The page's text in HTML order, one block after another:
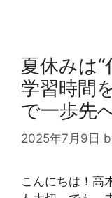
夏休みは
学習時間
で一歩先
2025年7月9日
こんにちは！高